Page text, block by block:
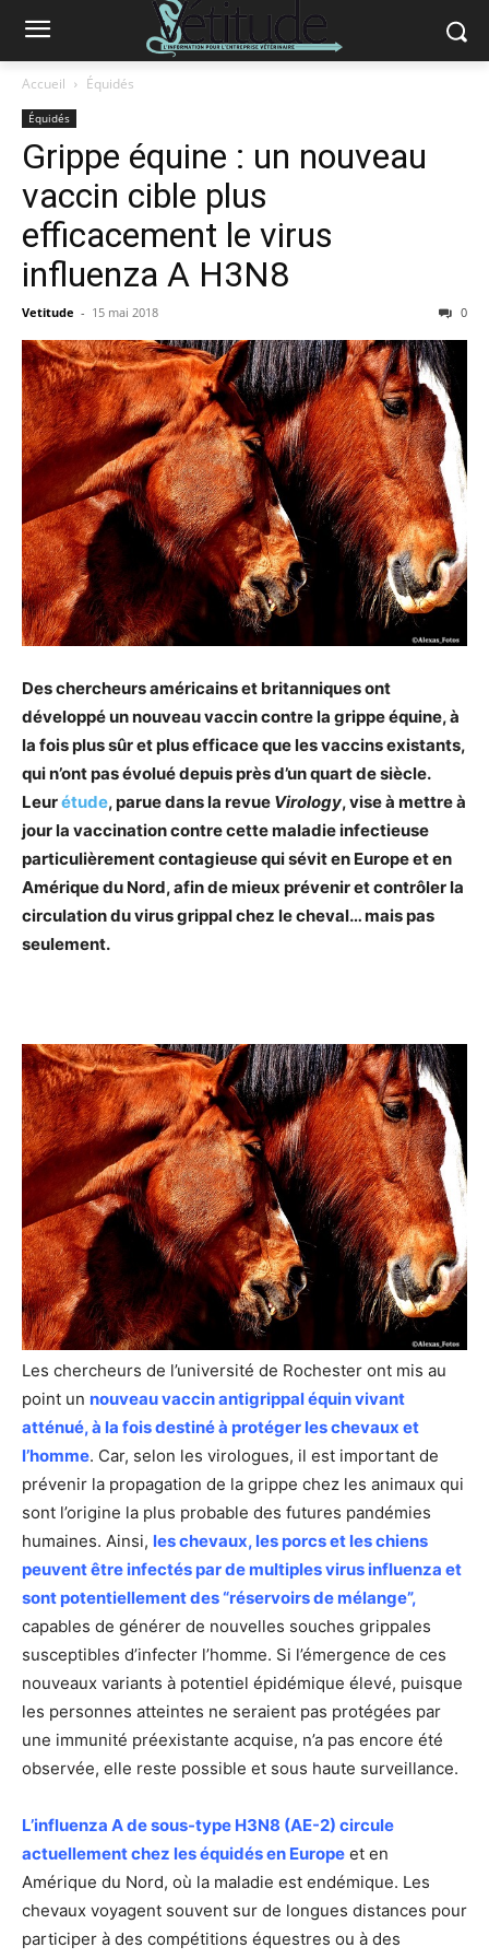
Accueil Équidés
Équidés
Grippe équine : un nouveau
vaccin cible plus
efficacement le virus
influenza A H3N8
Vetitude - 15 mai 2018 0
Des chercheurs américains et britanniques ont
développé un nouveau vaccin contre la grippe équine, à
la fois plus sûr et plus efficace que les vaccins existants,
qui n’ont pas évolué depuis près d’un quart de siècle.
Leurétude, parue dans la revue Virology, vise à mettre à
jour la vaccination contre cette maladie infectieuse
particulièrement contagieuse qui sévit en Europe et en
Amérique du Nord, afin de mieux prévenir et contrôler la
circulation du virus grippal chez le cheval… mais pas
seulement.
Les chercheurs de l’université de Rochester ont mis au
point un nouveau vaccin antigrippal équin vivant
atténué, à la fois destiné à protéger les chevaux et
l’homme. Car, selon les virologues, il est important de
prévenir la propagation de la grippe chez les animaux qui
sont l’origine la plus probable des futures pandémies
humaines. Ainsi, les chevaux, les porcs et les chiens
peuvent être infectés par de multiples virus influenza et
sont potentiellement des “réservoirs de mélange”,
capables de générer de nouvelles souches grippales
susceptibles d’infecter l’homme. Si l’émergence de ces
nouveaux variants à potentiel épidémique élevé, puisque
les personnes atteintes ne seraient pas protégées par
une immunité préexistante acquise, n’a pas encore été
observée, elle reste possible et sous haute surveillance.
L’influenza A de sous-type H3N8 (AE-2) circule
actuellement chez les équidés en Europe et en
Amérique du Nord, où la maladie est endémique. Les
chevaux voyagent souvent sur de longues distances pour
participer à des compétitions équestres ou à des